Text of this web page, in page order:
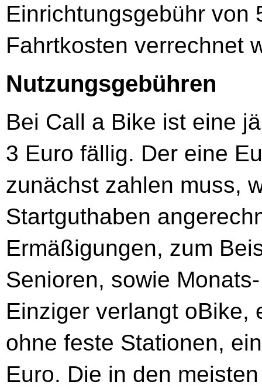
Einrichtungsgebühr von
Fahrtkosten verrechnet
Nutzungsgebühren
Bei Call a Bike ist eine
3 Euro fällig. Der eine
zunächst zahlen muss,
Startguthaben
Ermäßigungen, zum
Senioren, sowie
Einziger verlangt oBike,
ohne feste Stationen,
Euro. Die in den